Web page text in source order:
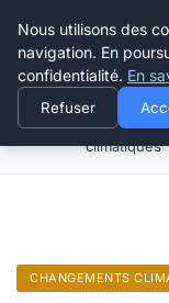
Happy
climatiques
CHANGEMENTS
Nous utilisons des
navigation. En
confidentialité. En
Refuser